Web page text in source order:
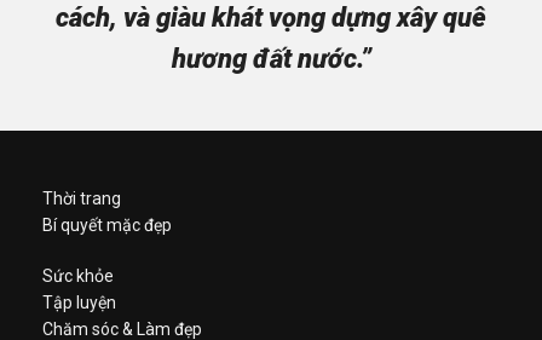
cách, và giàu khát vọng dựng xây quê
hương đất nước.”
Thời trang
Bí quyết mặc đẹp
Sức khỏe
Tập luyện
Chăm sóc & Làm đẹp